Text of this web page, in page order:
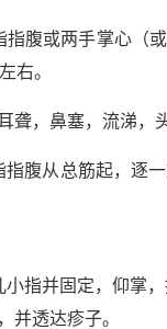
指腹或两手掌心（
右。
聋，鼻塞，流涕，
指腹从总筋起，逐
小指并固定，仰掌
并透达疹子。